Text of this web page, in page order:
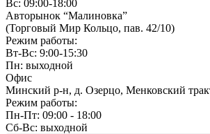
Вс: 09:00-18:00
Авторынок “Малиновка”
(Торговый Мир Кольцо, пав. 42/10)
Режим работы:
Вт-Вс: 9:00-15:30
Пн: выходной
Офис
Минский р-н, д. Озерцо, Менковский
Режим работы:
Пн-Пт: 09:00 - 18:00
Сб-Вс: выходной